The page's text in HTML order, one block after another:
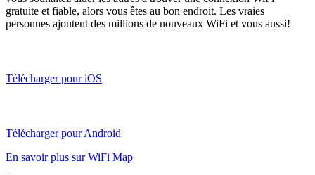
gratuite et fiable, alors vous êtes au bon endroit. Les vraies
personnes ajoutent des millions de nouveaux WiFi et vous aussi!
Télécharger pour iOS
Télécharger pour Android
En savoir plus sur WiFi Map